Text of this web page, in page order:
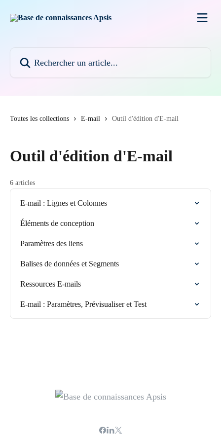
Toutes les collections E-mail Outil d'édition d'E-mail
Outil d'édition d'E-mail
6 articles
E-mail : Lignes et Colonnes
Éléments de conception
Paramètres des liens
Balises de données et Segments
Ressources E-mails
E-mail : Paramètres, Prévisualiser et Test